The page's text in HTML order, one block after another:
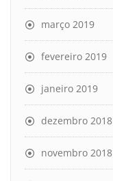
março 2019
fevereiro 2019
janeiro 2019
dezembro 2018
novembro 2018